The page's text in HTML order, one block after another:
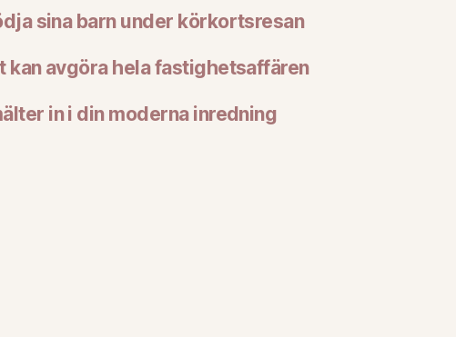
sina barn under körkortsresan
avgöra hela fastighetsaffären
in i din moderna inredning